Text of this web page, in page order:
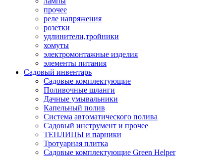
прочее
реле напряжения
розетки
удлинители,тройники
хомуты
электромонтажные изделия
элементы питания
Садовый инвентарь
Садовые комплектующие
Поливочные шланги
Дачные умывальники
Капельный полив
Система автоматического полива
Садовый инструмент и прочее
ТЕПЛИЦЫ и парники
Тротуарная плитка
Садовые комплектующие Green Helper